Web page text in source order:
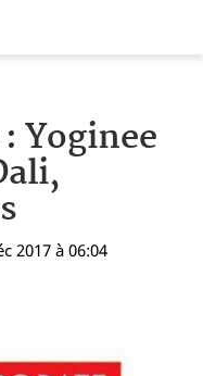
Yoginee
2017 à 06:04